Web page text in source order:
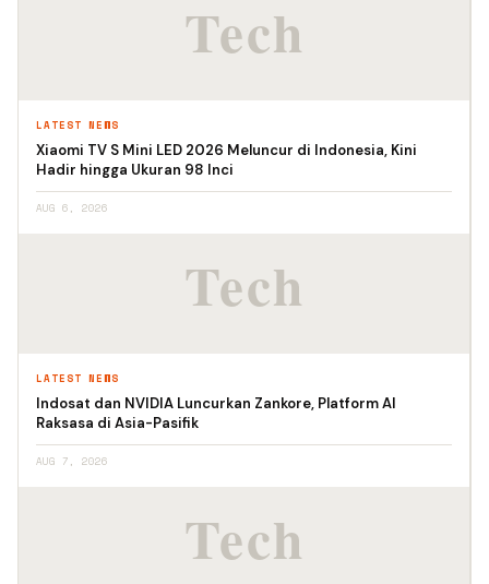
LATEST NEWS
Xiaomi TV S Mini LED 2026 Meluncur di Indonesia, Kini
Hadir hingga Ukuran 98 Inci
AUG 6, 2026
LATEST NEWS
Indosat dan NVIDIA Luncurkan Zankore, Platform AI
Raksasa di Asia-Pasifik
AUG 7, 2026